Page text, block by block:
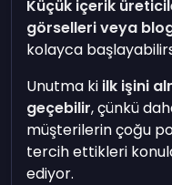
Küçük içerik
görselleriveya
kolayca
Unutma ki ilk işini
geçebilir, çünkü
müşterilerin çoğu
tercih ettikleri
ediyor.